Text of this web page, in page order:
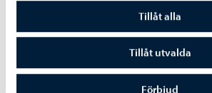
Tillåt alla
Tillåt utvalda
Förbjud
Utbyggnaden av vattentjänster i
framskrider – vattenledningen har